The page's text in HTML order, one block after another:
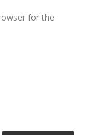
for the